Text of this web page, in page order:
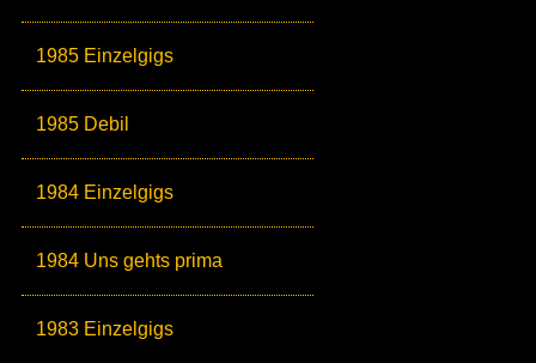
1985 Einzelgigs
1985 Debil
1984 Einzelgigs
1984 Uns gehts prima
1983 Einzelgigs